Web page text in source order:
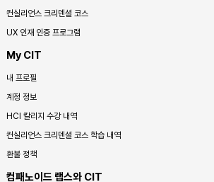
컨실리언스 크리덴셜 코스
UX 인재 인증 프로그램
My CIT
내 프로필
계정 정보
HCI 칼리지 수강 내역
컨실리언스 크리덴셜 코스 학습 내역
환불 정책
컴패노이드 랩스와 CIT